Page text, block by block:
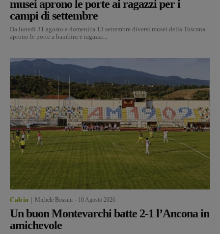
musei aprono le porte ai ragazzi per i
campi di settembre
Da lunedì 31 agosto a domenica 13 settembre diversi musei della Toscana
aprono le porte a bambini e ragazzi...
Calcio Michele Bossini 10 Agosto 2026
Un buon Montevarchi batte 2-1 l’Ancona in
amichevole